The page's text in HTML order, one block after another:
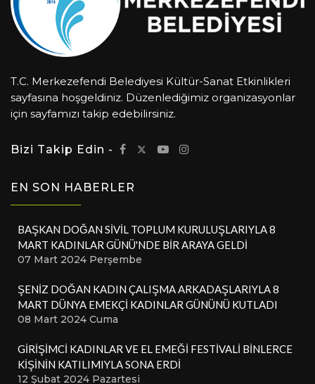
T.C. Merkezefendi Belediyesi Kültür-Sanat Etkinlikleri
sayfasına hoşgeldiniz. Düzenlediğimiz organizasyonlar
için sayfamızı takip edebilirsiniz.
Bizi Takip Edin -
EN SON HABERLER
BAŞKAN DOĞAN SİVİL TOPLUM KURULUŞLARIYLA 8
MART KADINLAR GÜNÜ'NDE BİR ARAYA GELDİ
07 Mart 2024 Perşembe
ŞENİZ DOĞAN KADIN ÇALIŞMA ARKADAŞLARIYLA 8
MART DÜNYA EMEKÇİ KADINLAR GÜNÜNÜ KUTLADI
08 Mart 2024 Cuma
GİRİŞİMCİ KADINLAR VE EL EMEĞİ FESTİVALİ BİNLERCE
KİŞİNİN KATILIMIYLA SONA ERDİ
12 Şubat 2024 Pazartesi